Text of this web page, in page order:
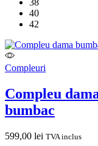
40
42
Compleuri
Compleu
bumbac
599,00 lei TVA inclus